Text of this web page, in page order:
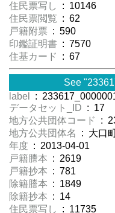
住民票写し
: 10146
住民票閲覧 : 62
戸籍附票 : 590
印鑑証明書 : 7570
住基カード
: 67
See
label
:
データセット_ID : 17
地方公共団体コード
:
地方公共団体名
: 大口
年度 : 2013-04-01
戸籍謄本 : 2619
戸籍抄本 : 781
除籍謄本 : 1849
除籍抄本 : 14
住民票写し
: 11735